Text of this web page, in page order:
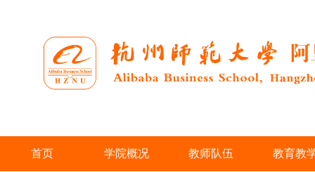
首页 学院概况 教师队伍 教育教